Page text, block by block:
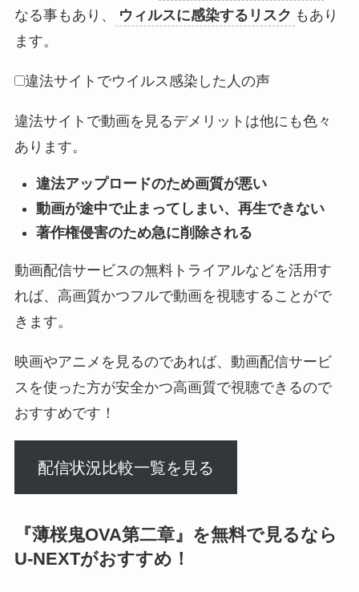
なる事もあり、
ウィルスに感染するリスク もあり
ます。
違法サイトでウイルス感染した人の声
違法サイトで動画を見るデメリットは他にも色々
あります。
違法アップロードのため画質が悪い
動画が途中で止まってしまい、再生できない
著作権侵害のため急に削除される
動画配信サービスの無料トライアルなどを活用す
れば、高画質かつフルで動画を視聴することがで
きます。
映画やアニメを見るのであれば、動画配信サービ
スを使った方が安全かつ高画質で視聴できるので
おすすめです！
配信状況比較一覧を見る
『薄桜鬼OVA第二章』を無料で見るなら
U-NEXTがおすすめ！